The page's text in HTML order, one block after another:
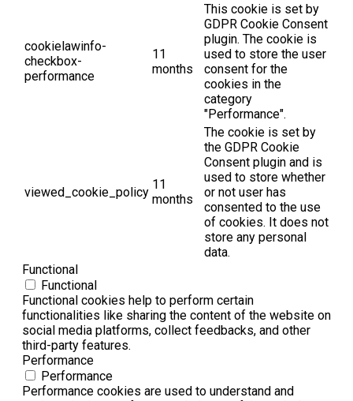
cookielawinfo-
checkbox-
performance
11
months
This cookie is set by
GDPR Cookie Consent
plugin. The cookie is
used to store the user
consent for the
cookies in the
category
"Performance".
viewed_cookie_policy
11
months
The cookie is set by
the GDPR Cookie
Consent plugin and is
used to store whether
or not user has
consented to the use
of cookies. It does not
store any personal
data.
Functional
Functional
Functional cookies help to perform certain
functionalities like sharing the content of the website on
social media platforms, collect feedbacks, and other
third-party features.
Performance
Performance
Performance cookies are used to understand and